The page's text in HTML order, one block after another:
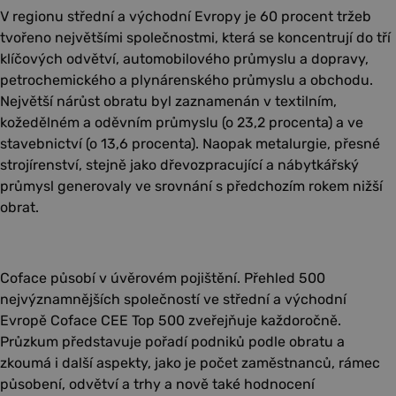
V regionu střední a východní Evropy je 60 procent tržeb
tvořeno největšími společnostmi, která se koncentrují do tří
klíčových odvětví, automobilového průmyslu a dopravy,
petrochemického a plynárenského průmyslu a obchodu.
Největší nárůst obratu byl zaznamenán v textilním,
kožedělném a oděvním průmyslu (o 23,2 procenta) a ve
stavebnictví (o 13,6 procenta). Naopak metalurgie, přesné
strojírenství, stejně jako dřevozpracující a nábytkářský
průmysl generovaly ve srovnání s předchozím rokem nižší
obrat.
Coface působí v úvěrovém pojištění. Přehled 500
nejvýznamnějších společností ve střední a východní
Evropě Coface CEE Top 500 zveřejňuje každoročně.
Průzkum představuje pořadí podniků podle obratu a
zkoumá i další aspekty, jako je počet zaměstnanců, rámec
působení, odvětví a trhy a nově také hodnocení